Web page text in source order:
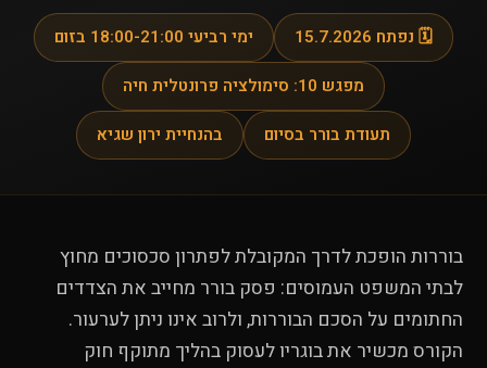
🗓️ נפתח 15.7.2026 ימי רביעי 18:00-21:00 בזום
מפגש 10: סימולציה פרונטלית חיה
תעודת בורר בסיום בהנחיית ירון שגיא
בוררות הופכת לדרך המקובלת לפתרון סכסוכים מחוץ
לבתי המשפט העמוסים: פסק בורר מחייב את הצדדים
החתומים על הסכם הבוררות, ולרוב אינו ניתן לערעור.
הקורס מכשיר את בוגריו לעסוק בהליך מתוקף חוק